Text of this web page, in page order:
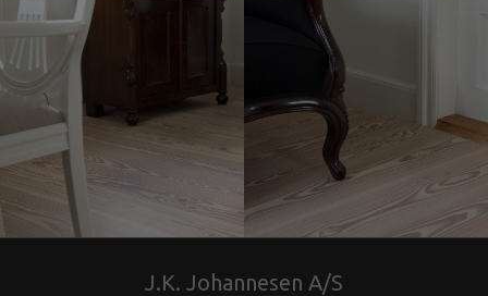
J.K. Johannesen A/S